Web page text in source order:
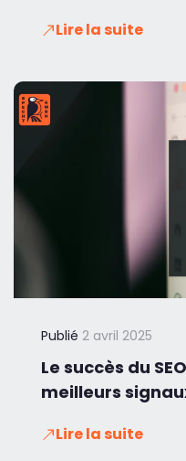
Lire la suite
Publié 2 avril 2025
Le succès du
meilleurs
Lire la suite